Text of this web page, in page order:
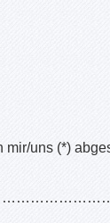
uns (*)